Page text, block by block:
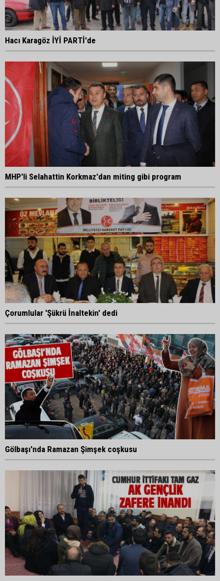
Hacı Karagöz İYİ PARTİ'de
MHP'li Selahattin Korkmaz'dan miting gibi program
Çorumlular 'Şükrü İnaltekin' dedi
Gölbaşı'nda Ramazan Şimşek coşkusu